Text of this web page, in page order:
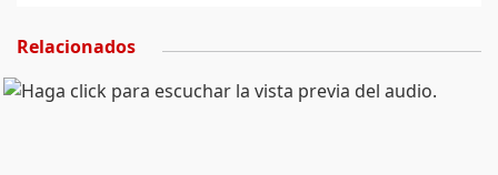
Relacionados